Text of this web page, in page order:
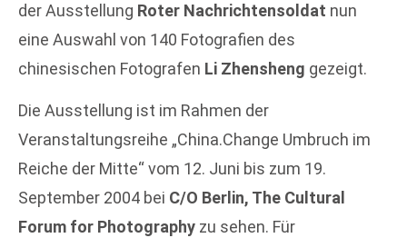
der Ausstellung Roter Nachrichtensoldat nun
eine Auswahl von 140 Fotografien des
chinesischen Fotografen Li Zhensheng gezeigt.
Die Ausstellung ist im Rahmen der
Veranstaltungsreihe „China.Change Umbruch im
Reiche der Mitte“ vom 12. Juni bis zum 19.
September 2004 bei C/O Berlin, The Cultural
Forum for Photography zu sehen. Für